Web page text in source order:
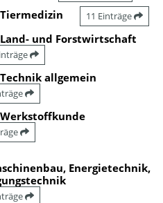
11 Einträge
und Forstwirtschaft
allgemein
Energietechnik,